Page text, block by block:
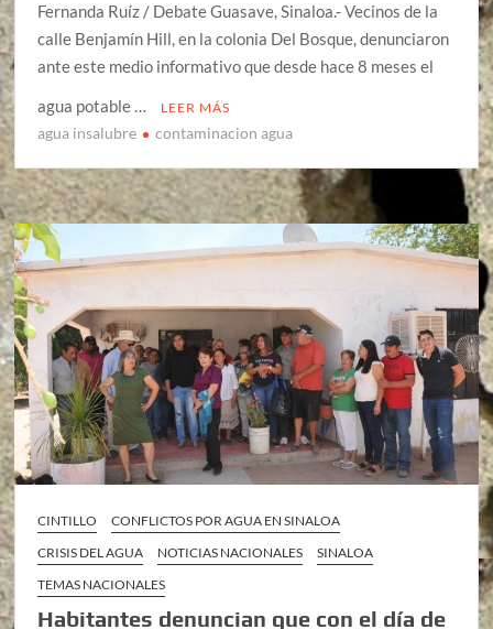
Fernanda Ruíz / Debate Guasave, Sinaloa.- Vecinos de la
calle Benjamín Hill, en la colonia Del Bosque, denunciaron
ante este medio informativo que desde hace 8 meses el
agua potable …
LEER MÁS
agua insalubre contaminacion agua
CINTILLO
CONFLICTOS POR AGUA EN SINALOA
CRISIS DEL AGUA
NOTICIAS NACIONALES
SINALOA
TEMAS NACIONALES
Habitantes denuncian que con el día de